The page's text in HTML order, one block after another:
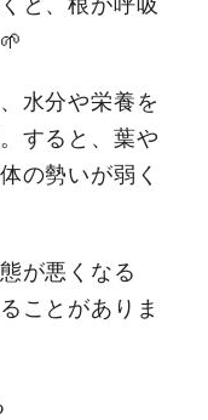
水分や栄養を
すると、葉や
の勢いが弱く
が悪くなる
ことがありま